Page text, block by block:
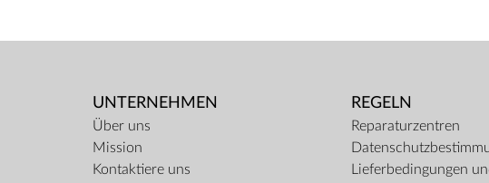
UNTERNEHMEN
Über uns
Mission
Kontaktiere uns
REGELN
Reparaturzentren
Lieferbedingungen